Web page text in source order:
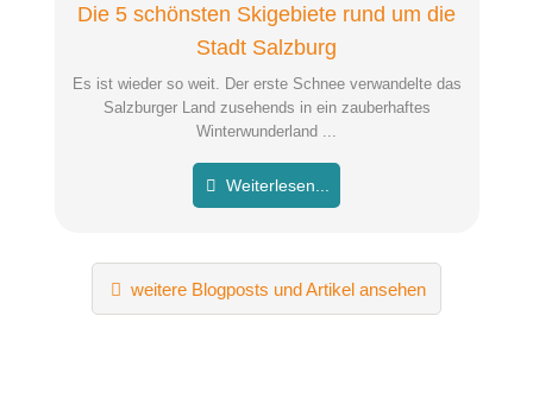
Die 5 schönsten Skigebiete rund um die
Stadt Salzburg
Es ist wieder so weit. Der erste Schnee verwandelte das
Salzburger Land zusehends in ein zauberhaftes
Winterwunderland ...
Weiterlesen...
weitere Blogposts und Artikel ansehen